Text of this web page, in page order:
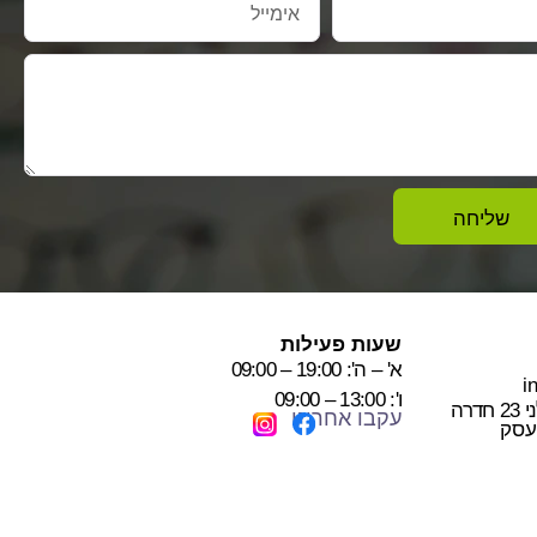
שליחה
שעות פעילות
א' – ה': 19:00 – 09:00
ו': 13:00 – 09:00
עקבו אחרינו